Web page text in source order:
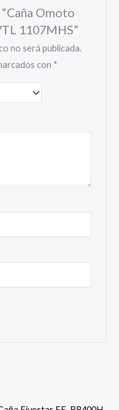
Omoto
1107MHS”
no será publicada.
con *